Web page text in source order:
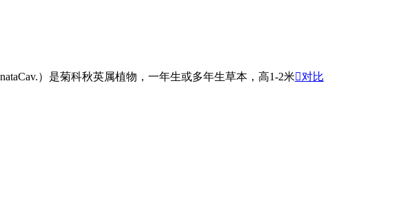
）是菊科秋英属植物，一年生或多年生草本，高1-2米对比